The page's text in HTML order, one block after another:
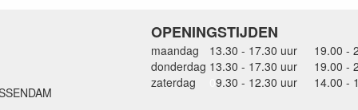
OPENINGSTIJDEN
maandag 13.30 - 17.30 uur
19.00 -
donderdag 13.30 - 17.30 uur
19.00 -
zaterdag
9.30 - 12.30 uur 14.00 -